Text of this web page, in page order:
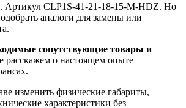
Артикул CLP1S-41-21-18-15-M-HDZ. Но
аналоги для замены или
сопутствующие товары и
расскажем о настоящем опыте
изменить физические габариты,
характеристики без